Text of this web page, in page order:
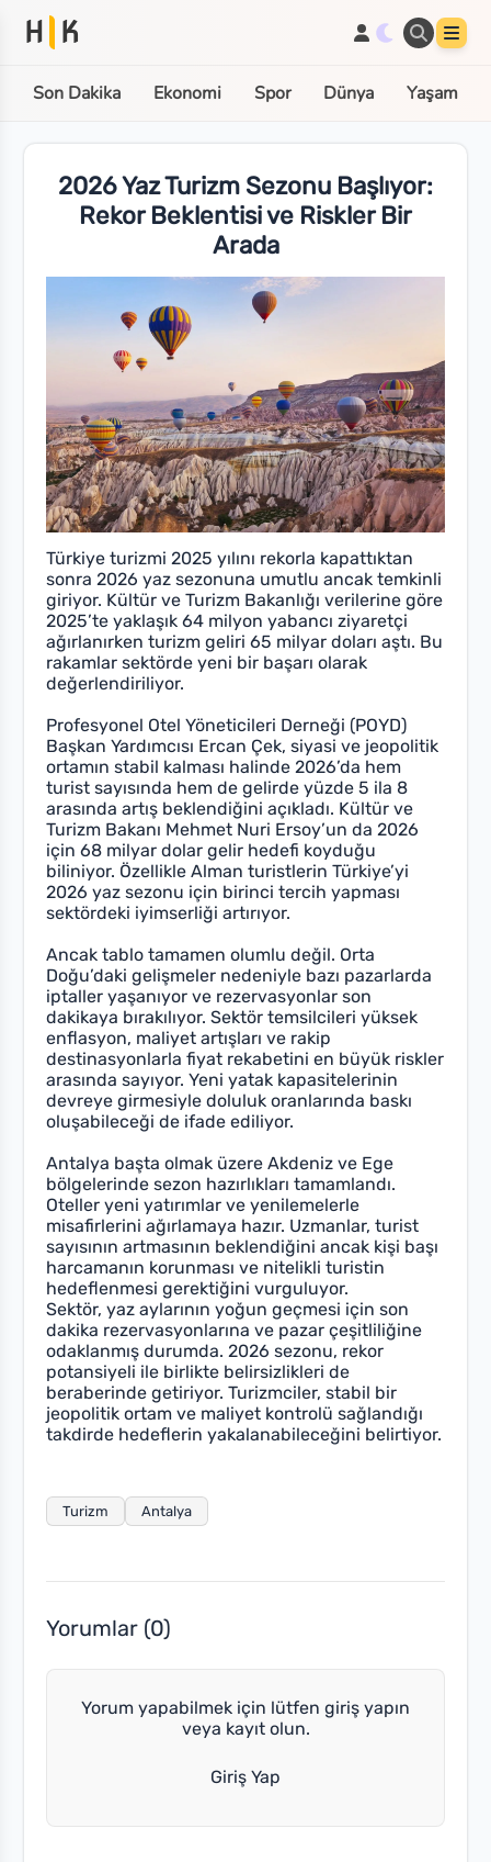
H K
Son Dakika Ekonomi Spor Dünya Yaşam
2026 Yaz Turizm Sezonu Başlıyor:
Rekor Beklentisi ve Riskler Bir
Arada
Türkiye turizmi 2025 yılını rekorla kapattıktan
sonra 2026 yaz sezonuna umutlu ancak temkinli
giriyor. Kültür ve Turizm Bakanlığı verilerine göre
2025’te yaklaşık 64 milyon yabancı ziyaretçi
ağırlanırken turizm geliri 65 milyar doları aştı. Bu
rakamlar sektörde yeni bir başarı olarak
değerlendiriliyor.
Profesyonel Otel Yöneticileri Derneği (POYD)
Başkan Yardımcısı Ercan Çek, siyasi ve jeopolitik
ortamın stabil kalması halinde 2026’da hem
turist sayısında hem de gelirde yüzde 5 ila 8
arasında artış beklendiğini açıkladı. Kültür ve
Turizm Bakanı Mehmet Nuri Ersoy’un da 2026
için 68 milyar dolar gelir hedefi koyduğu
biliniyor. Özellikle Alman turistlerin Türkiye’yi
2026 yaz sezonu için birinci tercih yapması
sektördeki iyimserliği artırıyor.
Ancak tablo tamamen olumlu değil. Orta
Doğu’daki gelişmeler nedeniyle bazı pazarlarda
iptaller yaşanıyor ve rezervasyonlar son
dakikaya bırakılıyor. Sektör temsilcileri yüksek
enflasyon, maliyet artışları ve rakip
destinasyonlarla fiyat rekabetini en büyük riskler
arasında sayıyor. Yeni yatak kapasitelerinin
devreye girmesiyle doluluk oranlarında baskı
oluşabileceği de ifade ediliyor.
Antalya başta olmak üzere Akdeniz ve Ege
bölgelerinde sezon hazırlıkları tamamlandı.
Oteller yeni yatırımlar ve yenilemelerle
misafirlerini ağırlamaya hazır. Uzmanlar, turist
sayısının artmasının beklendiğini ancak kişi başı
harcamanın korunması ve nitelikli turistin
hedeflenmesi gerektiğini vurguluyor.
Sektör, yaz aylarının yoğun geçmesi için son
dakika rezervasyonlarına ve pazar çeşitliliğine
odaklanmış durumda. 2026 sezonu, rekor
potansiyeli ile birlikte belirsizlikleri de
beraberinde getiriyor. Turizmciler, stabil bir
jeopolitik ortam ve maliyet kontrolü sağlandığı
takdirde hedeflerin yakalanabileceğini belirtiyor.
Turizm Antalya
Yorumlar (0)
Yorum yapabilmek için lütfen giriş yapın
veya kayıt olun.
Giriş Yap